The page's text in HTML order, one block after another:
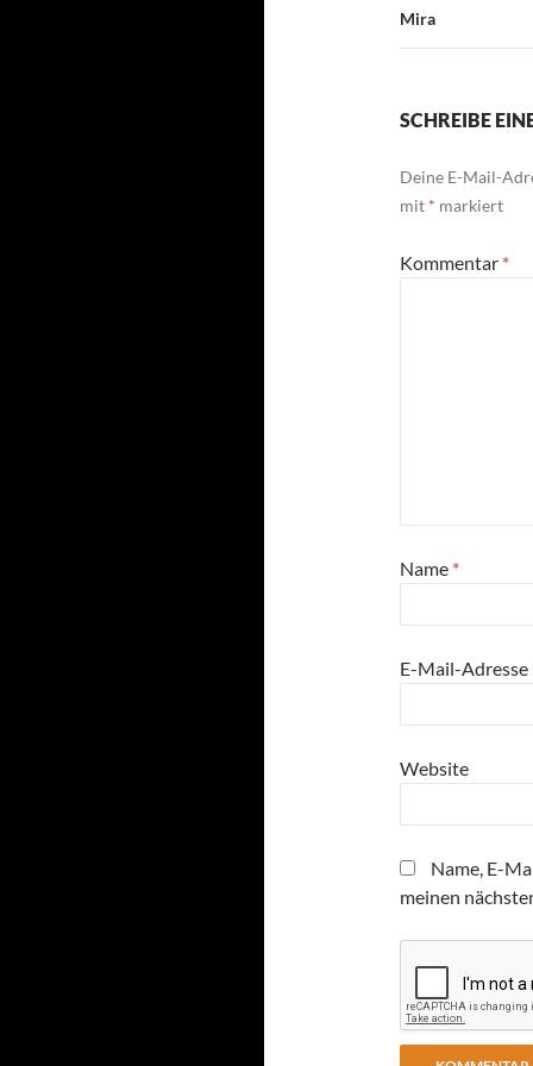
Mira
SCHREIBE
Deine E-Mail-
mit * markiert
Kommentar *
Name *
E-Mail-Adresse
Website
Name, E-
meinen